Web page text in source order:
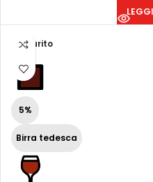
Esaurito
5%
Birra tedesca